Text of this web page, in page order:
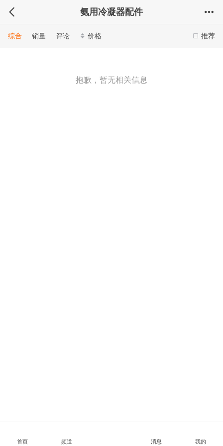
氨用冷凝器配件
推荐
综合 销量 评论 价格
抱歉，暂无相关信息
首页 频道 消息 我的